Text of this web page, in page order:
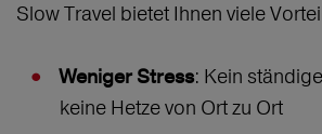
Slow Travel bietet Ihnen viele
Weniger Stress: Kein
keine Hetze von Ort zu Ort